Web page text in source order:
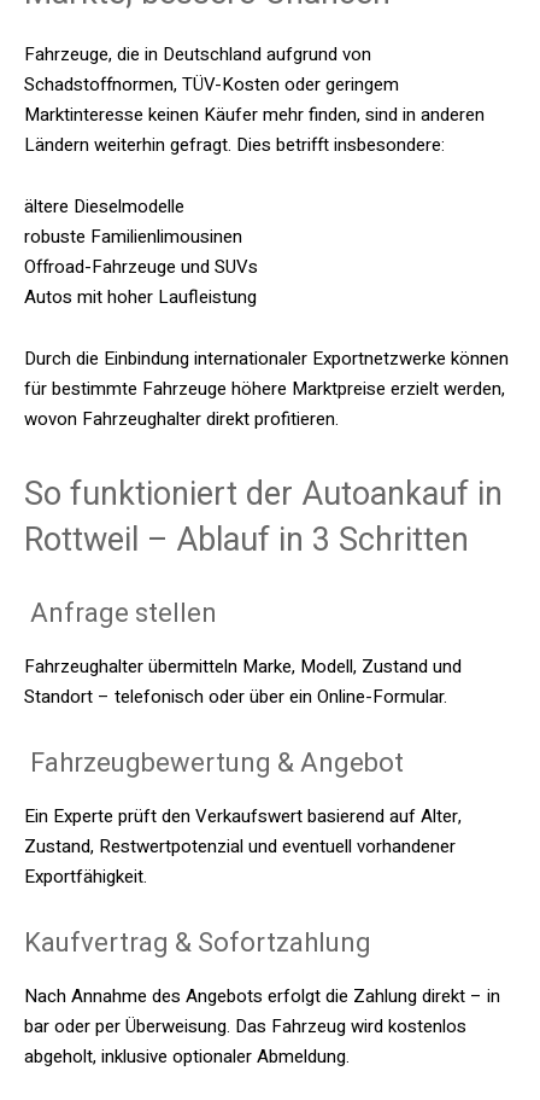
Fahrzeuge, die in Deutschland aufgrund von
Schadstoffnormen, TÜV-Kosten oder geringem
Marktinteresse keinen Käufer mehr finden, sind in anderen
Ländern weiterhin gefragt. Dies betrifft insbesondere:
ältere Dieselmodelle
robuste Familienlimousinen
Offroad-Fahrzeuge und SUVs
Autos mit hoher Laufleistung
Durch die Einbindung internationaler Exportnetzwerke können
für bestimmte Fahrzeuge höhere Marktpreise erzielt werden,
wovon Fahrzeughalter direkt profitieren.
So funktioniert der Autoankauf in
Rottweil – Ablauf in 3 Schritten
Anfrage stellen
Fahrzeughalter übermitteln Marke, Modell, Zustand und
Standort – telefonisch oder über ein Online-Formular.
Fahrzeugbewertung & Angebot
Ein Experte prüft den Verkaufswert basierend auf Alter,
Zustand, Restwertpotenzial und eventuell vorhandener
Exportfähigkeit.
Kaufvertrag & Sofortzahlung
Nach Annahme des Angebots erfolgt die Zahlung direkt – in
bar oder per Überweisung. Das Fahrzeug wird kostenlos
abgeholt, inklusive optionaler Abmeldung.